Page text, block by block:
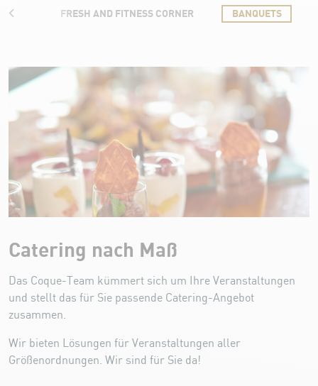
FRESH AND FITNESS CORNER BANQUETS
Banketts
Catering nach Maß
Das Coque-Team kümmert sich um Ihre Veranstaltungen
und stellt das für Sie passende Catering-Angebot
zusammen.
Wir bieten Lösungen für Veranstaltungen aller
Größenordnungen. Wir sind für Sie da!